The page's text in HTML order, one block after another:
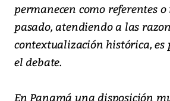
permanecen como referentes
pasado, atendiendo a las
contextualización histórica,
el debate.
En Panamá una disposición